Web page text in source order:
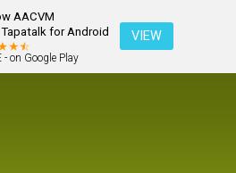
AACVM
for Android
- on Google Play
VIEW